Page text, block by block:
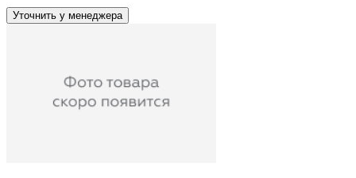
Уточнить у менеджера